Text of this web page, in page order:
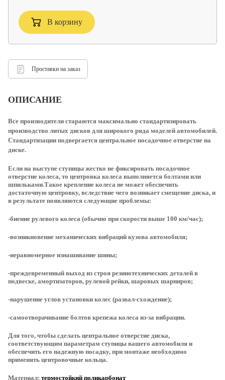
В корзину
Проставки на заказ
ОПИСАНИЕ
Все производители стараются максимально стандартизировать
производство литых дисков для широкого ряда моделей автомобилей.
Стандартизации подвергается центральное посадочное отверстие на
диске.
Если на выступе ступицы жестко не фиксировать посадочное
отверстие колеса, то центровка колеса выполняется болтами или
шпильками.Такое крепление колеса не может обеспечить
достаточную центровку, вследствие чего возникает смещение диска, и
в результате появляются следующие проблемы:
-биение рулевого колеса (обычно при скорости выше 100 км/час);
-возникновение механических вибраций кузова автомобиля;
-неравномерное изнашивание шины;
-преждевременный выход из строя резинотехнических деталей в
подвеске, амортизаторов, рулевой рейки, шаровых шарниров;
-нарушение углов установки колес (развал-схождение);
-самоотворачивание болтов крепежа колеса из-за вибрации.
Для того, чтобы сделать центральное отверстие диска,
соответствующим параметрам ступицы вашего автомобиля и
обеспечить его надежную посадку, при монтаже необходимо
применять центровочные кольца.
Материал: термостойкий поликарбонат